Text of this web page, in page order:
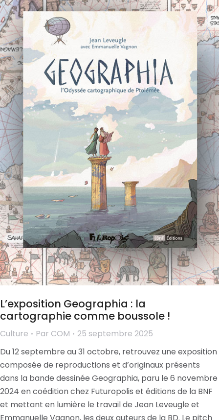
L’exposition Geographia : la
cartographie comme boussole !
Culture Par COM
25 septembre 2025
Du 12 septembre au 31 octobre, retrouvez une exposition
composée de reproductions et d’originaux présents
dans la bande dessinée Geographia, paru le 6 novembre
2024 en coédition chez Futuropolis et éditions de la BNF
et mettant en lumière le travail de Jean Leveugle et